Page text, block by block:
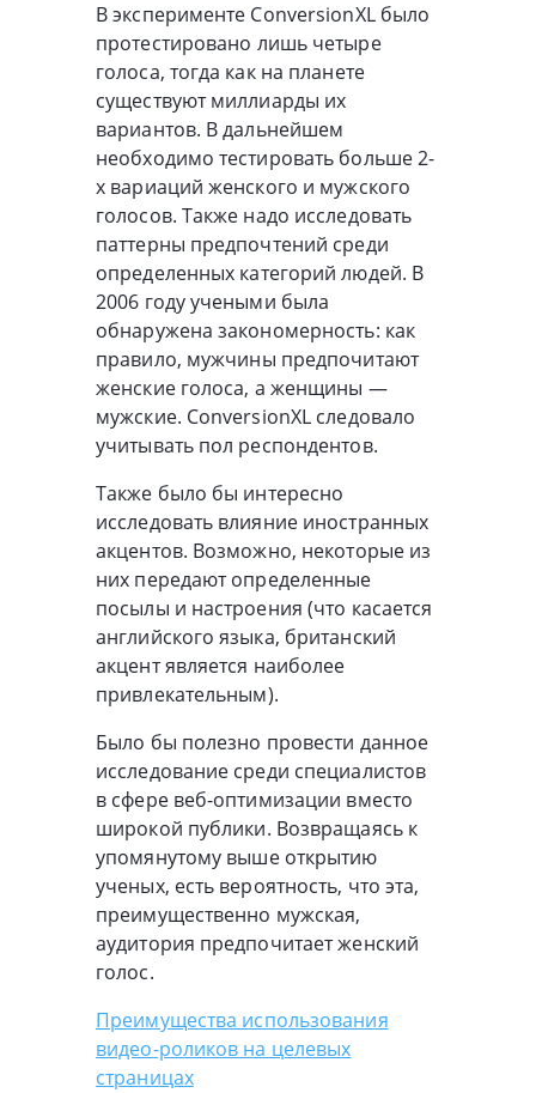
В эксперименте ConversionXL было
протестировано лишь четыре
голоса, тогда как на планете
существуют миллиарды их
вариантов. В дальнейшем
необходимо тестировать больше 2-
х вариаций женского и мужского
голосов. Также надо исследовать
паттерны предпочтений среди
определенных категорий людей. В
2006 году учеными была
обнаружена закономерность: как
правило, мужчины предпочитают
женские голоса, а женщины —
мужские. ConversionXL следовало
учитывать пол респондентов.
Также было бы интересно
исследовать влияние иностранных
акцентов. Возможно, некоторые из
них передают определенные
посылы и настроения (что касается
английского языка, британский
акцент является наиболее
привлекательным).
Было бы полезно провести данное
исследование среди специалистов
в сфере веб-оптимизации вместо
широкой публики. Возвращаясь к
упомянутому выше открытию
ученых, есть вероятность, что эта,
преимущественно мужская,
аудитория предпочитает женский
голос.
Преимущества использования
видео-роликов на целевых
страницах